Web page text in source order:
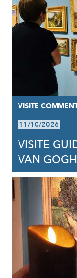
VISITE
11/10/2026
VISITE
VAN